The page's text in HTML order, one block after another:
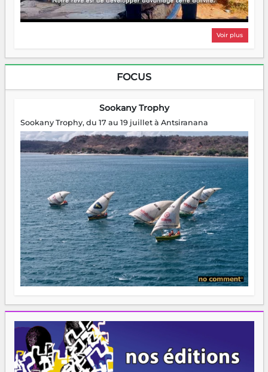
Voir plus
FOCUS
Sookany Trophy
Sookany Trophy, du 17 au 19 juillet à Antsiranana